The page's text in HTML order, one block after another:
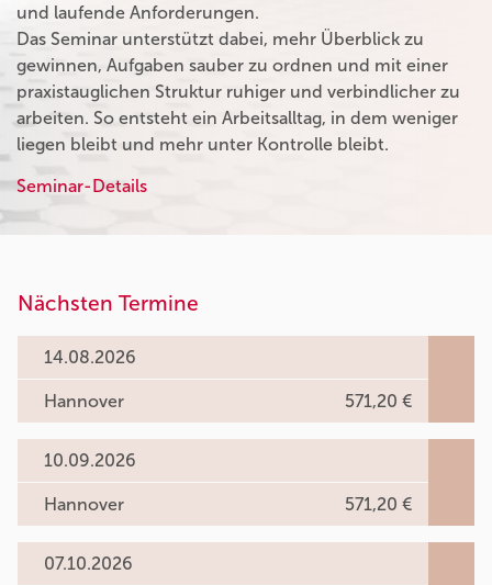
und laufende Anforderungen.
Das Seminar unterstützt dabei, mehr Überblick zu
gewinnen, Aufgaben sauber zu ordnen und mit einer
praxistauglichen Struktur ruhiger und verbindlicher zu
arbeiten. So entsteht ein Arbeitsalltag, in dem weniger
liegen bleibt und mehr unter Kontrolle bleibt.
Seminar-Details
Nächsten Termine
14.08.2026
Hannover 571,20 €
10.09.2026
Hannover 571,20 €
07.10.2026